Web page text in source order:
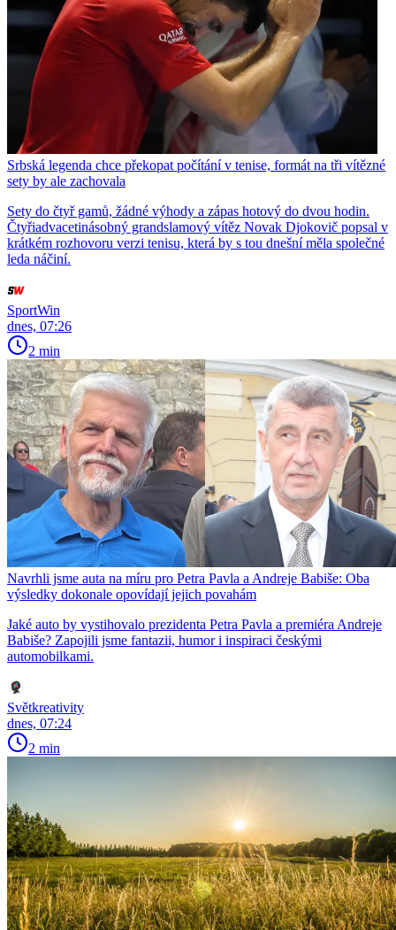
Srbská legenda chce překopat počítání v tenise, formát na tři vítězné
sety by ale zachovala
Sety do čtyř gamů, žádné výhody a zápas hotový do dvou hodin.
Čtyřiadvacetinásobný grandslamový vítěz Novak Djokovič popsal v
krátkém rozhovoru verzi tenisu, která by s tou dnešní měla společné
leda náčiní.
SportWin
dnes, 07:26
2 min
Navrhli jsme auta na míru pro Petra Pavla a Andreje Babiše: Oba
výsledky dokonale opovídají jejich povahám
Jaké auto by vystihovalo prezidenta Petra Pavla a premiéra Andreje
Babiše? Zapojili jsme fantazii, humor i inspiraci českými
automobilkami.
Světkreativity
dnes, 07:24
2 min